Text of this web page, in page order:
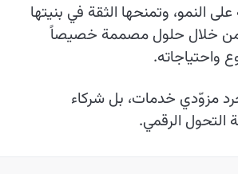
على النمو، وتمنحها الثقة في بنيتها
من خلال حلول مصممة خصيصاً
واحتياجاته.
مزوّدي خدمات، بل شركاء
الرقمي.